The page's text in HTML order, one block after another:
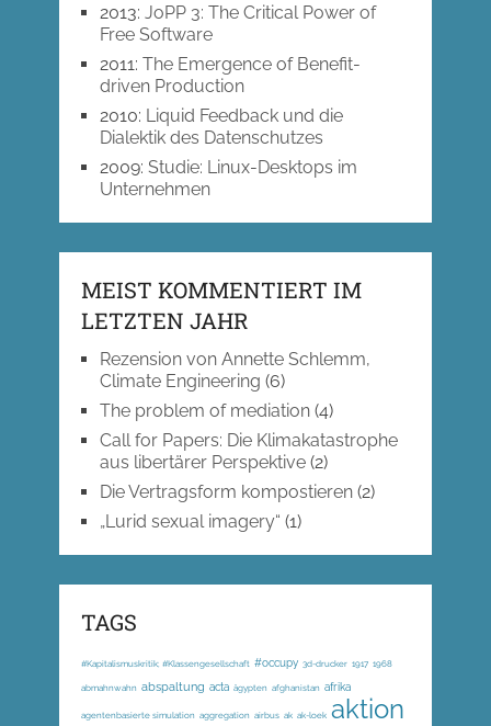
2013: JoPP 3: The Critical Power of
Free Software
2011: The Emergence of Benefit-
driven Production
2010: Liquid Feedback und die
Dialektik des Datenschutzes
2009: Studie: Linux-Desktops im
Unternehmen
MEIST KOMMENTIERT IM
LETZTEN JAHR
Rezension von Annette Schlemm,
Climate Engineering (6)
The problem of mediation(4)
Call for Papers: Die Klimakatastrophe
aus libertärer Perspektive(2)
Die Vertragsform kompostieren(2)
„Lurid sexual imagery“ (1)
TAGS
#Kapitalismuskritik; #Klassengesellschaft #occupy 3d-drucker 1917 1968
abmahnwahn abspaltung acta ägypten afghanistan afrika
agentenbasierte simulation aggregation airbus ak ak-loek aktion